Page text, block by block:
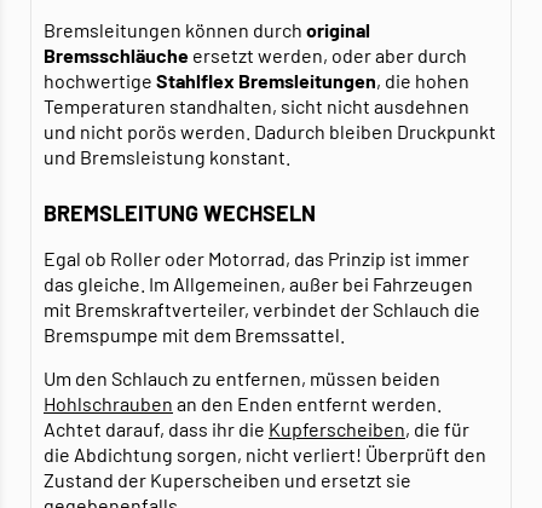
Bremsleitungen können durch original
Bremsschläuche ersetzt werden, oder aber durch
hochwertige Stahlflex Bremsleitungen, die hohen
Temperaturen standhalten, sicht nicht ausdehnen
und nicht porös werden. Dadurch bleiben Druckpunkt
und Bremsleistung konstant.
BREMSLEITUNG WECHSELN
Egal ob Roller oder Motorrad, das Prinzip ist immer
das gleiche. Im Allgemeinen, außer bei Fahrzeugen
mit Bremskraftverteiler, verbindet der Schlauch die
Bremspumpe mit dem Bremssattel.
Um den Schlauch zu entfernen, müssen beiden
Hohlschrauben an den Enden entfernt werden.
Achtet darauf, dass ihr die Kupferscheiben, die für
die Abdichtung sorgen, nicht verliert! Überprüft den
Zustand der Kuperscheiben und ersetzt sie